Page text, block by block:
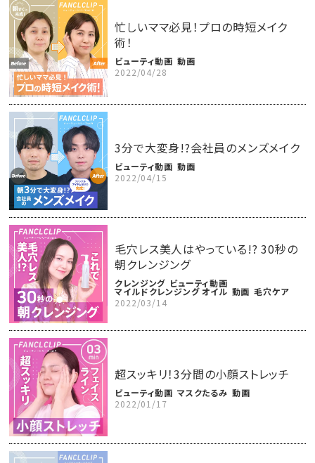
忙しいママ必見！プロの時短メイク
術！
ビューティ動画 動画
2022/04/28
3分で大変身!?会社員のメンズメイク
ビューティ動画 動画
2022/04/15
毛穴レス美人はやっている!? 30秒の
朝クレンジング
クレンジング ビューティ動画
マイルドクレンジング オイル 動画 毛穴ケア
2022/03/14
超スッキリ！3分間の小顔ストレッチ
ビューティ動画 マスクたるみ 動画
2022/01/17